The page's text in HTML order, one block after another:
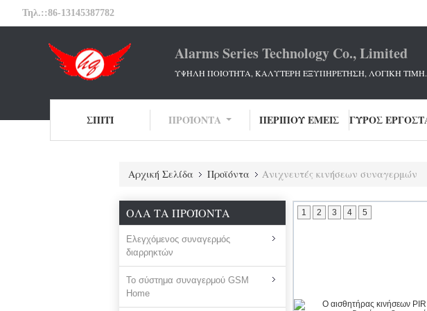
Τηλ.::86-13145387782
Alarms Series Technology Co., Limited
ΥΨΗΛΗ ΠΟΙΟΤΗΤΑ, ΚΑΛΥΤΕΡΗ ΕΞΥΠΗΡΕΤΗΣΗ, ΛΟΓΙΚΗ ΤΙΜΗ.
ΣΠΊΤΙ ΠΡΟΪΌΝΤΑ ΠΕΡΊΠΟΥ ΕΜΕΊΣ
Αρχική Σελίδα Προϊόντα Ανιχνευτές κινήσεων συναγερμών
ΌΛΑ ΤΑ ΠΡΟΪΌΝΤΑ
Ελεγχόμενος συναγερμός
διαρρηκτών
Το σύστημα συναγερμού GSM
Home
1 2 3 4 5